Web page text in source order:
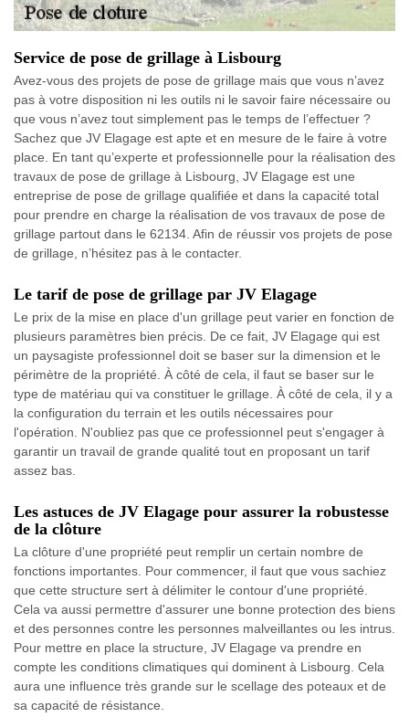
Service de pose de grillage à Lisbourg
Avez-vous des projets de pose de grillage mais que vous n’avez
pas à votre disposition ni les outils ni le savoir faire nécessaire ou
que vous n’avez tout simplement pas le temps de l’effectuer ?
Sachez que JV Elagage est apte et en mesure de le faire à votre
place. En tant qu’experte et professionnelle pour la réalisation des
travaux de pose de grillage à Lisbourg, JV Elagage est une
entreprise de pose de grillage qualifiée et dans la capacité total
pour prendre en charge la réalisation de vos travaux de pose de
grillage partout dans le 62134. Afin de réussir vos projets de pose
de grillage, n’hésitez pas à le contacter.
Le tarif de pose de grillage par JV Elagage
Le prix de la mise en place d'un grillage peut varier en fonction de
plusieurs paramètres bien précis. De ce fait, JV Elagage qui est
un paysagiste professionnel doit se baser sur la dimension et le
périmètre de la propriété. À côté de cela, il faut se baser sur le
type de matériau qui va constituer le grillage. À côté de cela, il y a
la configuration du terrain et les outils nécessaires pour
l'opération. N'oubliez pas que ce professionnel peut s'engager à
garantir un travail de grande qualité tout en proposant un tarif
assez bas.
Les astuces de JV Elagage pour assurer la robustesse
de la clôture
La clôture d'une propriété peut remplir un certain nombre de
fonctions importantes. Pour commencer, il faut que vous sachiez
que cette structure sert à délimiter le contour d'une propriété.
Cela va aussi permettre d'assurer une bonne protection des biens
et des personnes contre les personnes malveillantes ou les intrus.
Pour mettre en place la structure, JV Elagage va prendre en
compte les conditions climatiques qui dominent à Lisbourg. Cela
aura une influence très grande sur le scellage des poteaux et de
sa capacité de résistance.